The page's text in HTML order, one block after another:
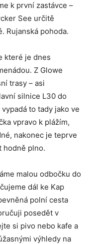
k první zastávce –
See určitě
Rujanská pohoda.
které je dnes
Z Glowe
trasy – asi
silnice L30 do
to tady jako ve
vpravo k plážím,
nakonec je teprve
hodně plno.
malou odbočku do
dál ke Kap
polní cesta
posedět v
si pivo nebo kafe a
výhledy na